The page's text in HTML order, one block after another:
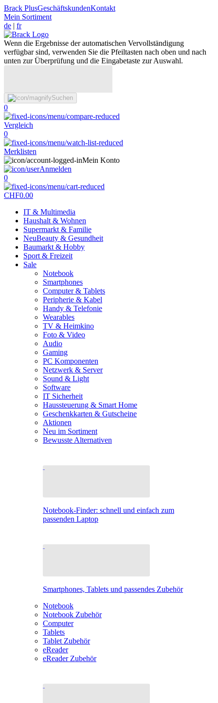
Brack PlusGeschäftskundenKontakt
Mein Sortiment
de | fr
Wenn die Ergebnisse der automatischen Vervollständigung
verfügbar sind, verwenden Sie die Pfeiltasten nach oben und nach
unten zur Überprüfung und die Eingabetaste zur Auswahl.
Suchen
0
Vergleich
0
Merklisten
Mein Konto
Anmelden
0
CHF0.00
IT & Multimedia
Haushalt & Wohnen
Supermarkt & Familie
NeuBeauty & Gesundheit
Baumarkt & Hobby
Sport & Freizeit
Sale
Notebook
Smartphones
Computer & Tablets
Peripherie & Kabel
Handy & Telefonie
Wearables
TV & Heimkino
Foto & Video
Audio
Gaming
PC Komponenten
Netzwerk & Server
Sound & Light
Software
IT Sicherheit
Haussteuerung & Smart Home
Geschenkkarten & Gutscheine
Aktionen
Neu im Sortiment
Bewusste Alternativen
Notebook-Finder: schnell und einfach zum
passenden Laptop
Smartphones, Tablets und passendes Zubehör
Notebook
Notebook Zubehör
Computer
Tablets
Tablet Zubehör
eReader
eReader Zubehör